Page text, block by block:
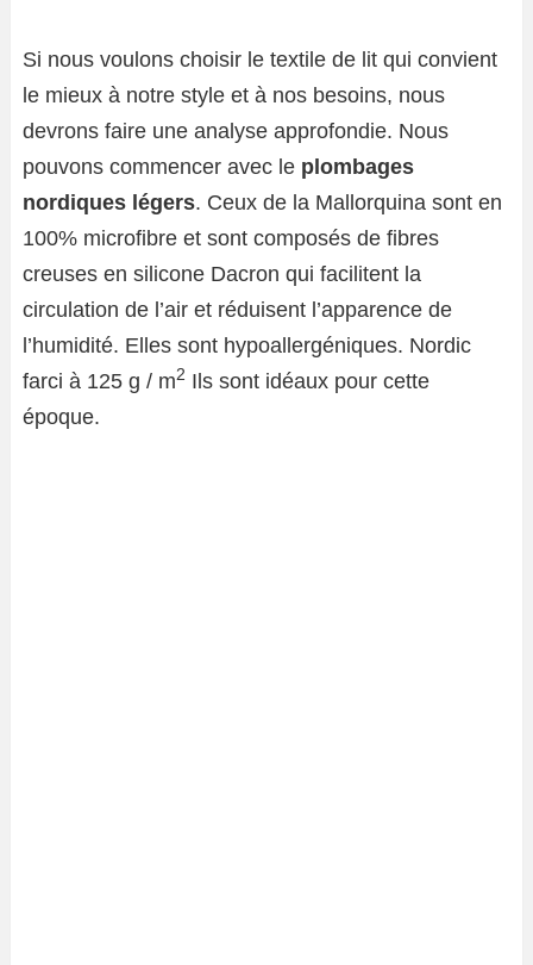
Si nous voulons choisir le textile de lit qui convient
le mieux à notre style et à nos besoins, nous
devrons faire une analyse approfondie. Nous
pouvons commencer avec le plombages
nordiques légers. Ceux de la Mallorquina sont en
100% microfibre et sont composés de fibres
creuses en silicone Dacron qui facilitent la
circulation de l’air et réduisent l’apparence de
l’humidité. Elles sont hypoallergéniques. Nordic
farci à 125 g / m2 Ils sont idéaux pour cette
époque.